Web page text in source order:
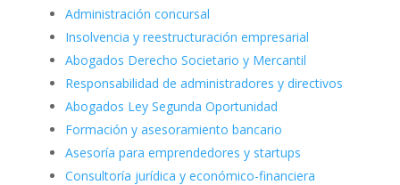
Administración concursal
Insolvencia y reestructuración empresarial
Abogados Derecho Societario y Mercantil
Responsabilidad de administradores y directivos
Abogados Ley Segunda Oportunidad
Formación y asesoramiento bancario
Asesoría para emprendedores y startups
Consultoría jurídica y económico-financiera